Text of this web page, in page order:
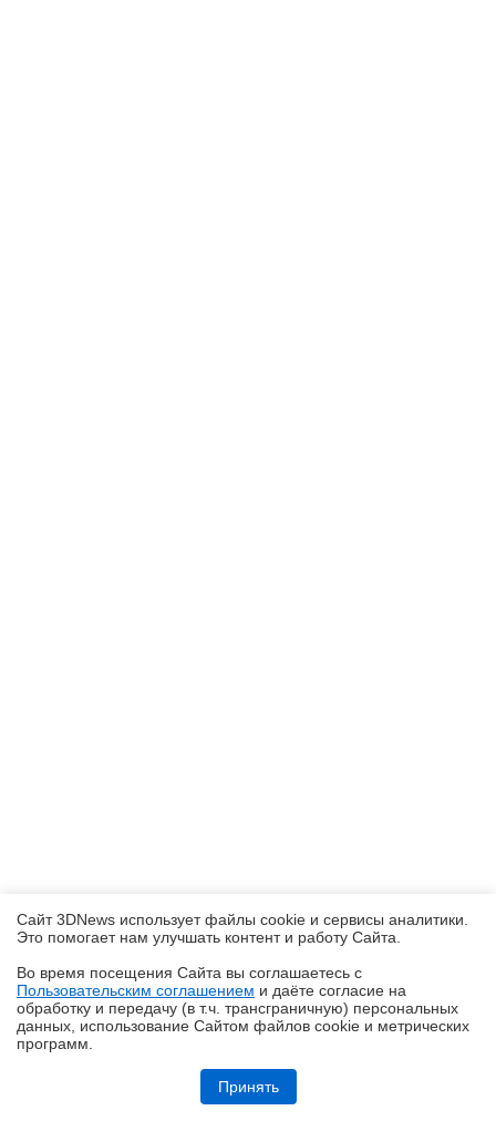
Обзор ультрабука ASUS Zenbook A16 (UX3607OA) с Copilot+ PC: ИИ
Сайт 3DNews использует файлы cookie и сервисы аналитики.
Это помогает нам улучшать контент и работу Cайта.
Во время посещения Cайта вы соглашаетесь с
Пользовательским соглашением и даёте согласие на
обработку и передачу (в т.ч. трансграничную) персональных
данных, использование Cайтом файлов cookie и метрических
программ.
Принять